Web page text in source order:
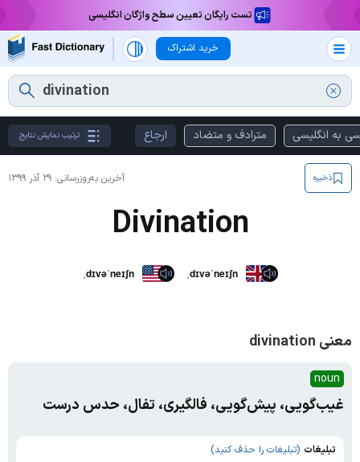
تست رایگان تعیین سطح واژگان انگلیسی
خرید اشتراک
به انگلیسی مترادف و متضاد ارجاع ترتیب نمایش نتایج
آخرین به‌روزرسانی: ۲۹ آذر ۱۳۹۹ ذخیره
Divination
ˌdɪvəˈneɪʃn ˌdɪvəˈneɪʃn
معنی divination
noun
غیب‌گویی، پیش‌گویی، فالگیری، تفال، حدس درست
تبلیغات (تبلیغات را حذف کنید)